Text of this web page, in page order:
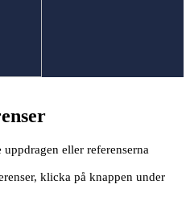
uppdragen eller referenserna
klicka på knappen under